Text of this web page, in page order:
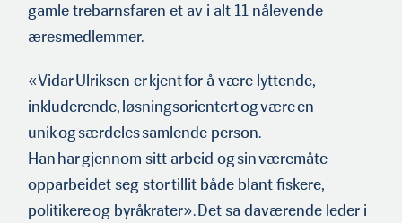
gamle trebarnsfaren et av i alt 11 nålevende
æresmedlemmer.
«Vidar Ulriksen er kjent for å være lyttende,
inkluderende, løsningsorientert og være en
unik og særdeles samlende person.
Han har gjennom sitt arbeid og sin væremåte
opparbeidet seg stor tillit både blant fiskere,
politikere og byråkrater». Det sa daværende leder i